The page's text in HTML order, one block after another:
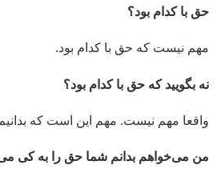
حق با کدام بود؟
مهم نیست که حق با کدام بود.
نه بگویید که حق با کدام بود؟
واقعا مهم نیست. مهم این است که
من می‌خواهم بدانم شما حق را به کی